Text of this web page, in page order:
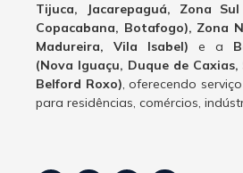
Tijuca, Jacarepaguá, Zona
Copacabana, Botafogo), Zona
Madureira, Vila Isabel) e a
(Nova Iguaçu, Duque de
Belford Roxo), oferecendo
para residências, comércios,